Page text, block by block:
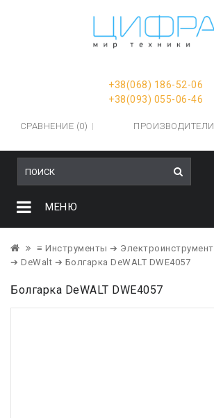
+38(068) 186-52-06
+38(093) 055-06-46
СРАВНЕНИЕ (0) ПРОИЗВОДИТЕЛИ
МЕНЮ
≡ Инструменты ➔ Электроинструмент
➔ DeWalt ➔ Болгарка DeWALT DWE4057
Болгарка DeWALT DWE4057